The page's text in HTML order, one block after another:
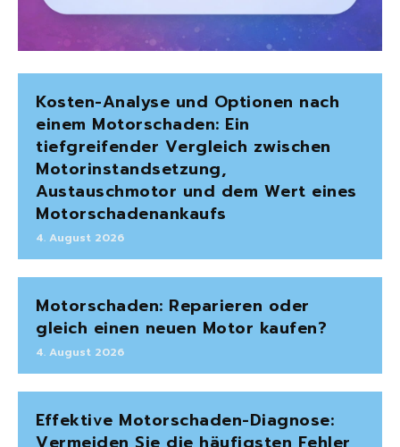
Kosten-Analyse und Optionen nach
einem Motorschaden: Ein
tiefgreifender Vergleich zwischen
Motorinstandsetzung,
Austauschmotor und dem Wert eines
Motorschadenankaufs
4. August 2026
Motorschaden: Reparieren oder
gleich einen neuen Motor kaufen?
4. August 2026
Effektive Motorschaden-Diagnose: